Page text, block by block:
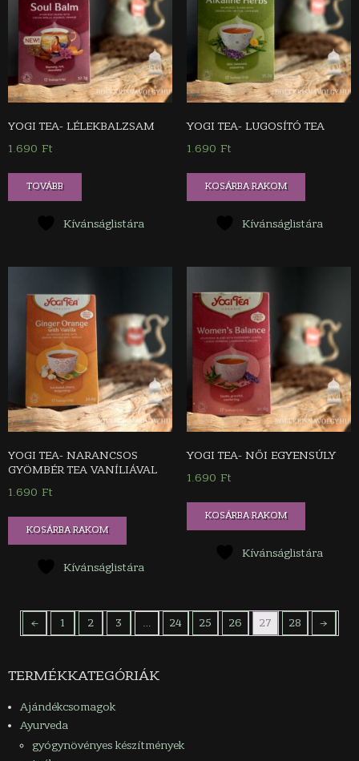
YOGI TEA- LÉLEKBALZSAM
1.690 Ft
TOVÁBB
Kívánságlistára
YOGI TEA- LUGOSÍTÓ TEA
1.690 Ft
KOSÁRBA RAKOM
Kívánságlistára
YOGI TEA- NARANCSOS
GYÖMBÉR TEA VANÍLIÁVAL
1.690 Ft
KOSÁRBA RAKOM
Kívánságlistára
YOGI TEA- NŐI EGYENSÚLY
1.690 Ft
KOSÁRBA RAKOM
Kívánságlistára
← 1 2 3 … 24 25 26 27 28 →
TERMÉKKATEGÓRIÁK
Ajándékcsomagok
Ayurveda
gyógynövényes készítmények